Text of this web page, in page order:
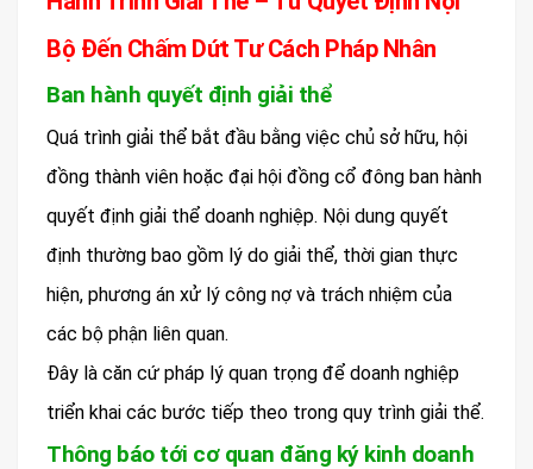
Bộ Đến Chấm Dứt Tư Cách Pháp Nhân
Ban hành quyết định giải thể
Quá trình giải thể bắt đầu bằng việc chủ sở hữu, hội
đồng thành viên hoặc đại hội đồng cổ đông ban hành
quyết định giải thể doanh nghiệp. Nội dung quyết
định thường bao gồm lý do giải thể, thời gian thực
hiện, phương án xử lý công nợ và trách nhiệm của
các bộ phận liên quan.
Đây là căn cứ pháp lý quan trọng để doanh nghiệp
triển khai các bước tiếp theo trong quy trình giải thể.
Thông báo tới cơ quan đăng ký kinh doanh